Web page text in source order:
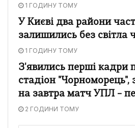
1 ГОДИНУ ТОМУ
У Києві два райони
залишились без світла
1 ГОДИНУ ТОМУ
З'явились перші кадри
стадіон "Чорноморець",
на завтра матч УПЛ –
2 ГОДИНИ ТОМУ